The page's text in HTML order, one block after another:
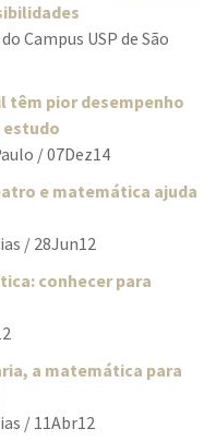
Campus USP de São
têm pior desempenho
estudo
/ 07Dez14
e matemática ajuda
/ 28Jun12
conhecer para
a matemática para
/ 11Abr12